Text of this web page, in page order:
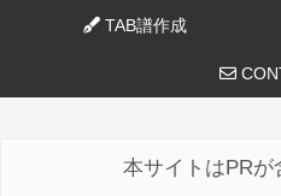
TAB譜作成
本サイトはPRが